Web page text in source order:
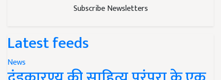
Subscribe Newsletters
Latest feeds
News